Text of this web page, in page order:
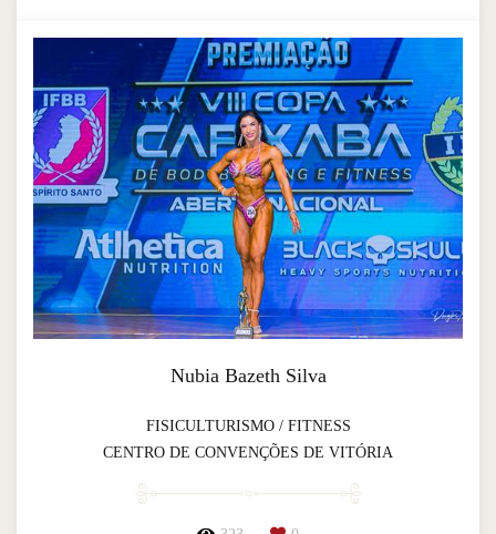
Nubia Bazeth Silva
FISICULTURISMO / FITNESS
CENTRO DE CONVENÇÕES DE VITÓRIA